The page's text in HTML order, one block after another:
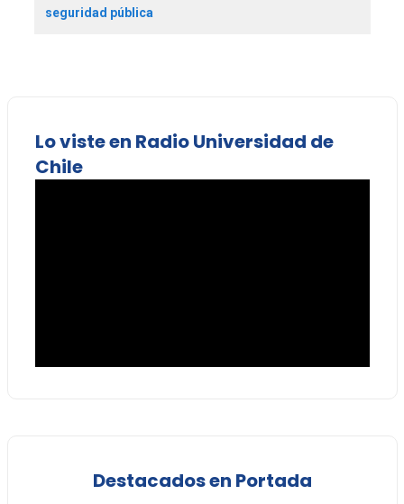
seguridad pública
Lo viste en Radio Universidad de
Chile
Destacados en Portada